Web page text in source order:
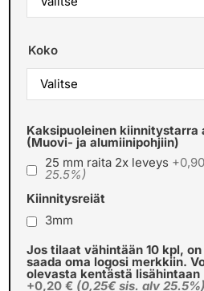
Koko
Kaksipuoleinen kiinnitystarra
(Muovi- ja alumiinipohjiin)
25 mm raita 2x leveys
25.5%)
Kiinnitysreiät
3mm
Jos tilaat vähintään 10 kpl,
saada oma logosi merkkiin.
olevasta kentästä
+0,20 € (0,25€ sis. alv 25.5%)